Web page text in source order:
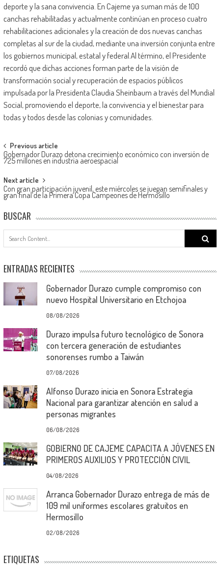
deporte y la sana convivencia. En Cajeme ya suman más de 100
canchas rehabilitadas y actualmente continúan en proceso cuatro
rehabilitaciones adicionales y la creación de dos nuevas canchas
completas al sur de la ciudad, mediante una inversión conjunta entre
los gobiernos municipal, estatal y federal.Al término, el Presidente
recordó que dichas acciones forman parte de la visión de
transformación social y recuperación de espacios públicos
impulsada por la Presidenta Claudia Sheinbaum a través del Mundial
Social, promoviendo el deporte, la convivencia y el bienestar para
todas y todos desde las colonias y comunidades.
Post
navigation
Previous article
Gobernador Durazo detona crecimiento económico con inversión de
725 millones en industria aeroespacial
Next article
Con gran participación juvenil, este miércoles se juegan semifinales y
gran final de la Primera Copa Campeones de Hermosillo
BUSCAR
Search
for:
ENTRADAS RECIENTES
Gobernador Durazo cumple compromiso con
nuevo Hospital Universitario en Etchojoa
08/08/2026
Durazo impulsa futuro tecnológico de Sonora
con tercera generación de estudiantes
sonorenses rumbo a Taiwán
07/08/2026
Alfonso Durazo inicia en Sonora Estrategia
Nacional para garantizar atención en salud a
personas migrantes
06/08/2026
GOBIERNO DE CAJEME CAPACITA A JÓVENES EN
PRIMEROS AUXILIOS Y PROTECCIÓN CIVIL
04/08/2026
Arranca Gobernador Durazo entrega de más de
109 mil uniformes escolares gratuitos en
Hermosillo
02/08/2026
ETIQUETAS